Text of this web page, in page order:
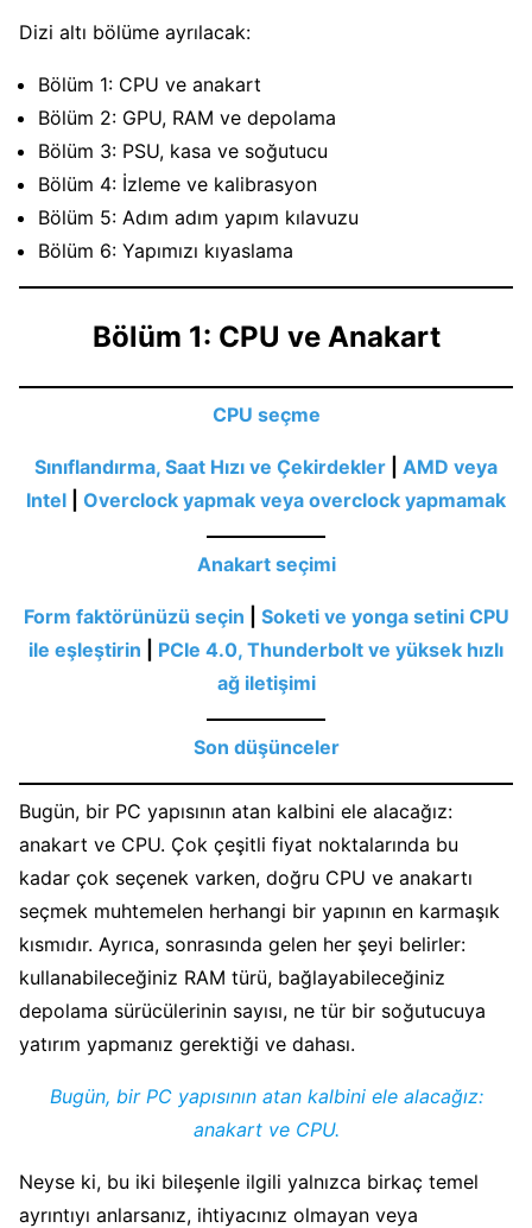
Dizi altı bölüme ayrılacak:
Bölüm 1: CPU ve anakart
Bölüm 2: GPU, RAM ve depolama
Bölüm 3: PSU, kasa ve soğutucu
Bölüm 4: İzleme ve kalibrasyon
Bölüm 5: Adım adım yapım kılavuzu
Bölüm 6: Yapımızı kıyaslama
Bölüm 1: CPU ve Anakart
CPU seçme
Sınıflandırma, Saat Hızı ve Çekirdekler
AMD veya
Intel
Overclock yapmak veya overclock yapmamak
Anakart seçimi
Form faktörünüzü seçin
Soketi ve yonga setini CPU
ile eşleştirin
PCIe 4.0, Thunderbolt ve yüksek hızlı
ağ iletişimi
Son düşünceler
Bugün, bir PC yapısının atan kalbini ele alacağız:
anakart ve CPU. Çok çeşitli fiyat noktalarında bu
kadar çok seçenek varken, doğru CPU ve anakartı
seçmek muhtemelen herhangi bir yapının en karmaşık
kısmıdır. Ayrıca, sonrasında gelen her şeyi belirler:
kullanabileceğiniz RAM türü, bağlayabileceğiniz
depolama sürücülerinin sayısı, ne tür bir soğutucuya
yatırım yapmanız gerektiği ve dahası.
Bugün, bir PC yapısının atan kalbini ele alacağız:
anakart ve CPU.
Neyse ki, bu iki bileşenle ilgili yalnızca birkaç temel
ayrıntıyı anlarsanız, ihtiyacınız olmayan veya